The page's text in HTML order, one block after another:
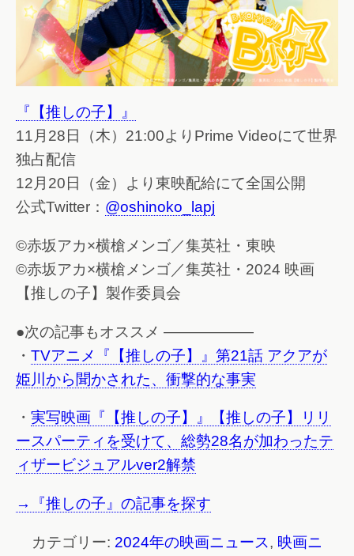
『【推しの子】』
11月28日（木）21:00よりPrime Videoにて世界
独占配信
12月20日（金）より東映配給にて全国公開
公式Twitter： @oshinoko_lapj
©赤坂アカ×横槍メンゴ／集英社・東映
©赤坂アカ×横槍メンゴ／集英社・2024 映画
【推しの子】製作委員会
●次の記事もオススメ ——————
・ TVアニメ『【推しの子】』第21話 アクアが
姫川から聞かされた、衝撃的な事実
・ 実写映画『【推しの子】』【推しの子】リリ
ースパーティを受けて、総勢28名が加わったテ
ィザービジュアルver2解禁
→『推しの子』の記事を探す
カテゴリー: 2024年の映画ニュース, 映画ニ